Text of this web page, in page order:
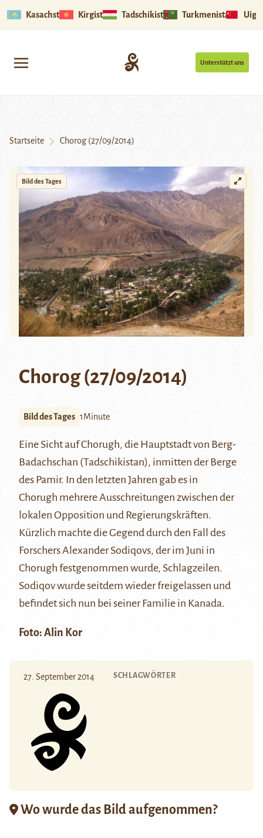
Kasachstan Kirgistan Tadschikistan Turkmenistan
Unterstützt uns
Startseite Chorog (27/09/2014)
Bild des Tages
Chorog (27/09/2014)
Bild des Tages 1Minute
Eine Sicht auf Chorugh, die Hauptstadt von Berg-
Badachschan (Tadschikistan), inmitten der Berge
des Pamir. In den letzten Jahren gab es in
Chorugh mehrere Ausschreitungen zwischen der
lokalen Opposition und Regierungskräften.
Kürzlich machte die Gegend durch den Fall des
Forschers Alexander Sodiqovs, der im Juni in
Chorugh festgenommen wurde, Schlagzeilen.
Sodiqov wurde seitdem wiederfreigelassen und
befindet sich nun bei seiner Familie in Kanada.
Foto: Alin Kor
27. September 2014 SCHLAGWÖRTER
Wo wurde das Bild aufgenommen?